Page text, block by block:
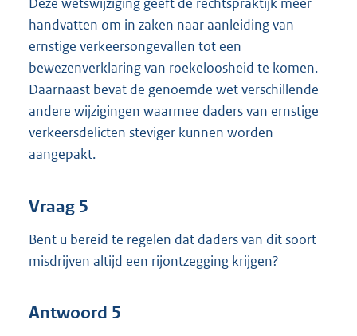
handvatten om in zaken naar aanleiding van
ernstige verkeersongevallen tot een
bewezenverklaring van roekeloosheid te komen.
Daarnaast bevat de genoemde wet verschillende
andere wijzigingen waarmee daders van ernstige
verkeersdelicten steviger kunnen worden
aangepakt.
Vraag 5
Bent u bereid te regelen dat daders van dit soort
misdrijven altijd een rijontzegging krijgen?
Antwoord 5